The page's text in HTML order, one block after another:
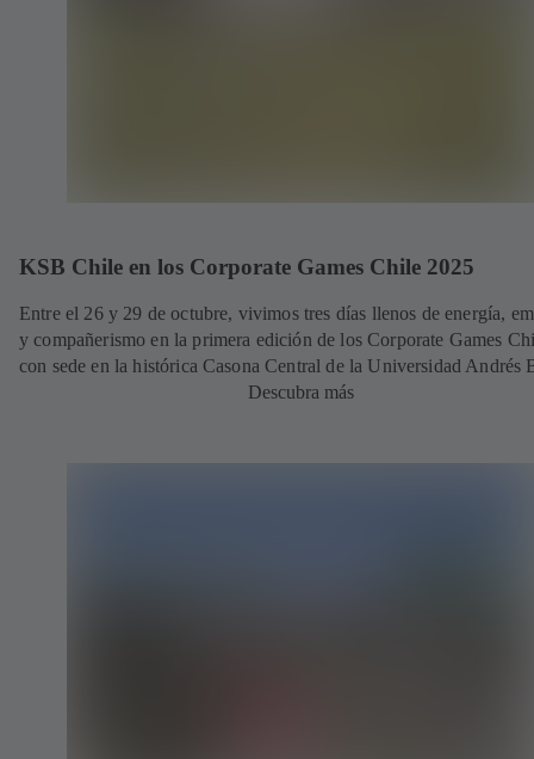
KSB Chile en los Corporate Games Chile 2025
Entre el 26 y 29 de octubre, vivimos tres días llenos de energía,
y compañerismo en la primera edición de los Corporate Games
con sede en la histórica Casona Central de la Universidad Andrés
Descubra más